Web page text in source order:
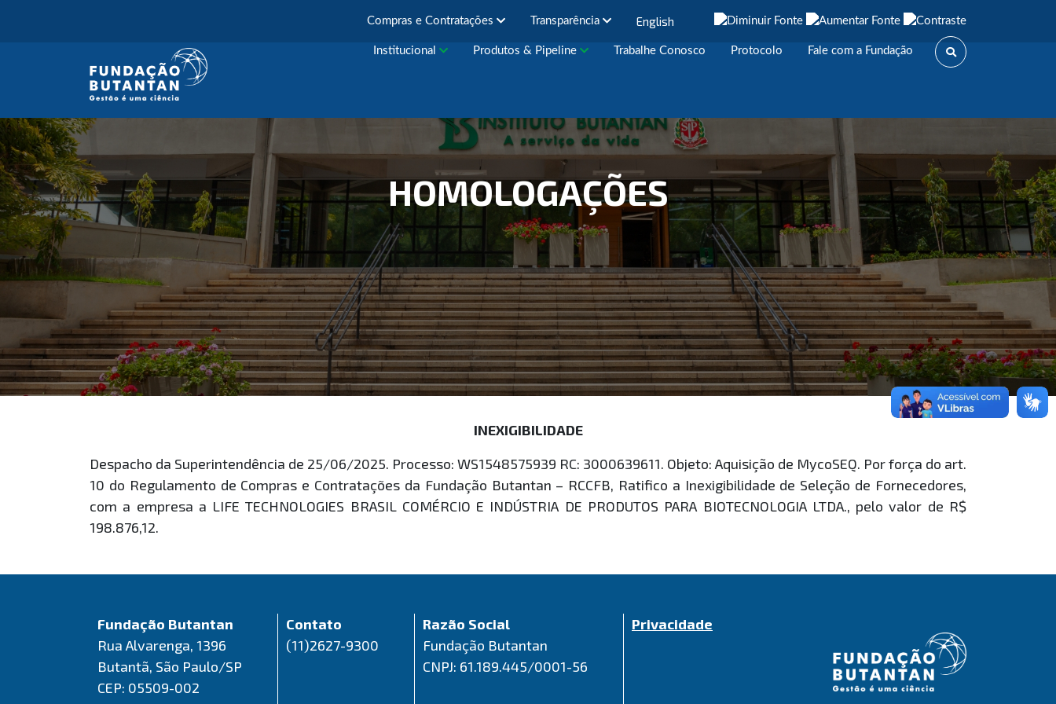
Compras e Contratações Transparência English
Institucional Produtos & Pipeline Trabalhe Conosco Protocolo Fale com a Fundação
HOMOLOGAÇÕES
INEXIGIBILIDADE
Despacho da Superintendência de 25/06/2025. Processo: WS1548575939 RC: 3000639611. Objeto: Aquisição de MycoSEQ. Por força do art.
10 do Regulamento de Compras e Contratações da Fundação Butantan – RCCFB, Ratifico a Inexigibilidade de Seleção de Fornecedores,
com a empresa a LIFE TECHNOLOGIES BRASIL COMÉRCIO E INDÚSTRIA DE PRODUTOS PARA BIOTECNOLOGIA LTDA., pelo valor de R$
198.876,12.
Fundação Butantan
Rua Alvarenga, 1396
Butantã, São Paulo/SP
CEP: 05509-002
Contato
(11)2627-9300
Razão Social
Fundação Butantan
CNPJ: 61.189.445/0001-56
Privacidade